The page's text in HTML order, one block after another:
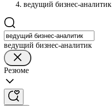
ведущий бизнес-аналитик
ведущий бизнес-аналитик
Резюме